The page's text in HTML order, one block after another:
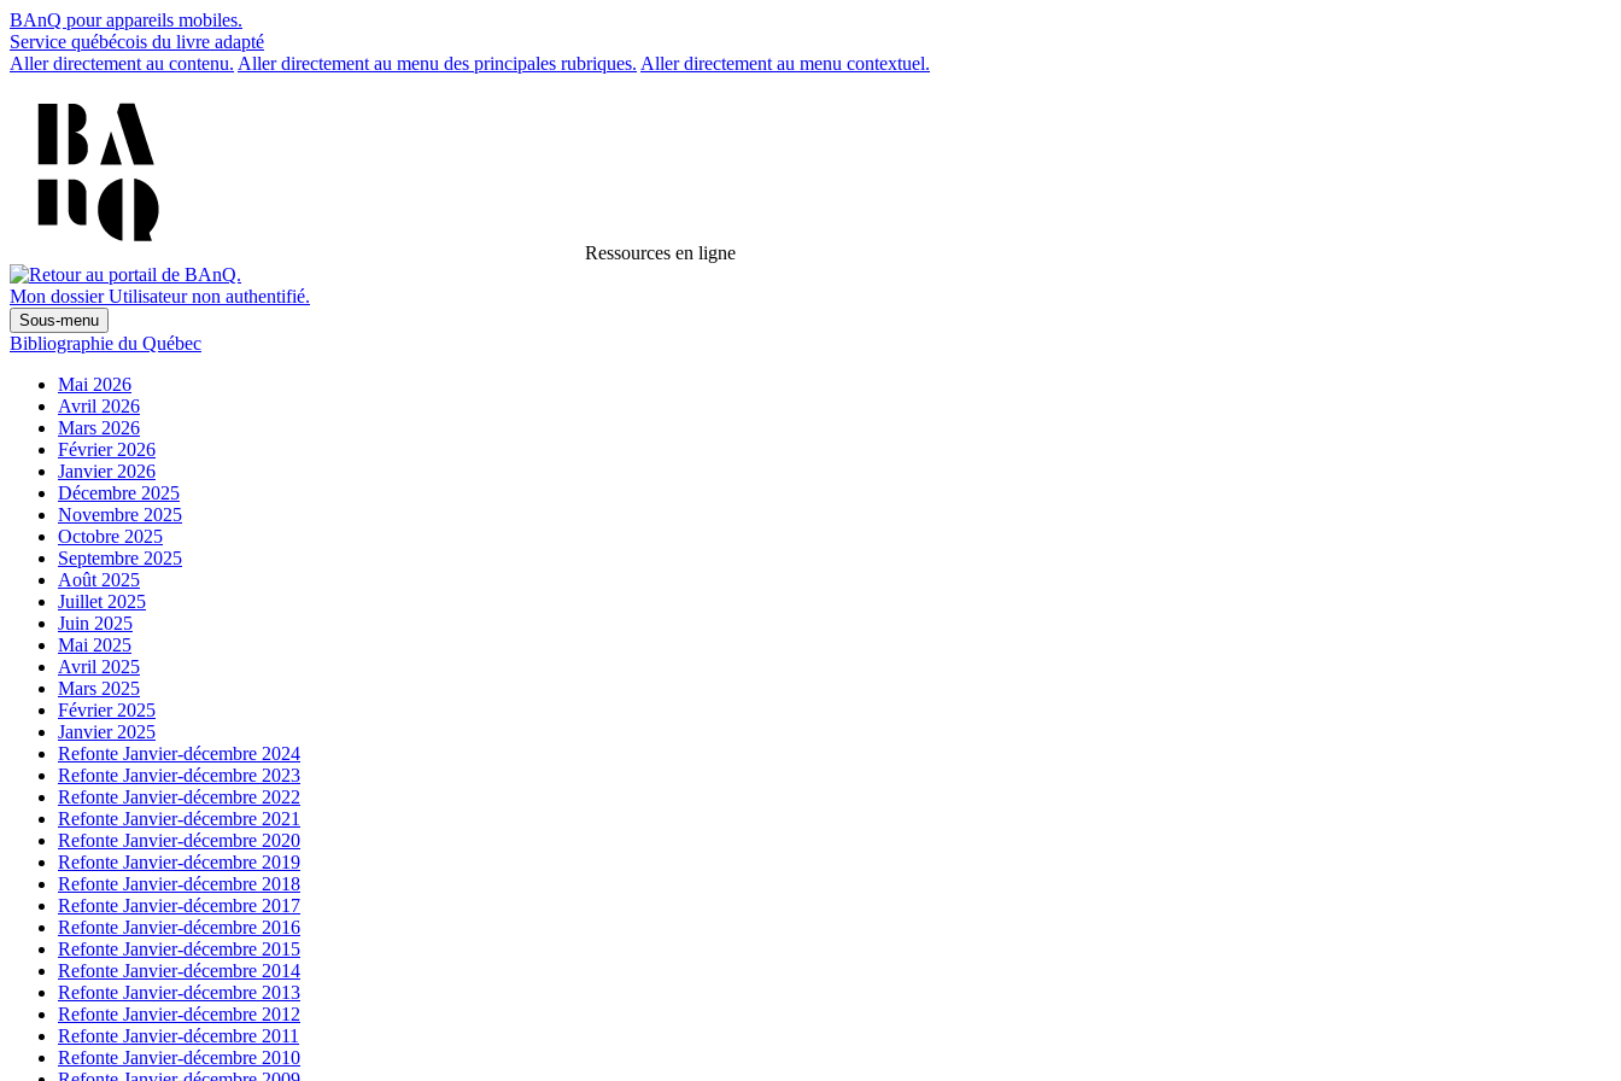
BAnQ pour appareils mobiles.
Service québécois du livre adapté
Aller directement au contenu. Aller directement au menu des principales rubriques. Aller directement au menu contextuel.
Ressources en ligne
Mon dossier Utilisateur non authentifié.
Sous-menu
Bibliographie du Québec
Mai 2026
Avril 2026
Mars 2026
Février 2026
Janvier 2026
Décembre 2025
Novembre 2025
Octobre 2025
Septembre 2025
Août 2025
Juillet 2025
Juin 2025
Mai 2025
Avril 2025
Mars 2025
Février 2025
Janvier 2025
Refonte Janvier-décembre 2024
Refonte Janvier-décembre 2023
Refonte Janvier-décembre 2022
Refonte Janvier-décembre 2021
Refonte Janvier-décembre 2020
Refonte Janvier-décembre 2019
Refonte Janvier-décembre 2018
Refonte Janvier-décembre 2017
Refonte Janvier-décembre 2016
Refonte Janvier-décembre 2015
Refonte Janvier-décembre 2014
Refonte Janvier-décembre 2013
Refonte Janvier-décembre 2012
Refonte Janvier-décembre 2011
Refonte Janvier-décembre 2010